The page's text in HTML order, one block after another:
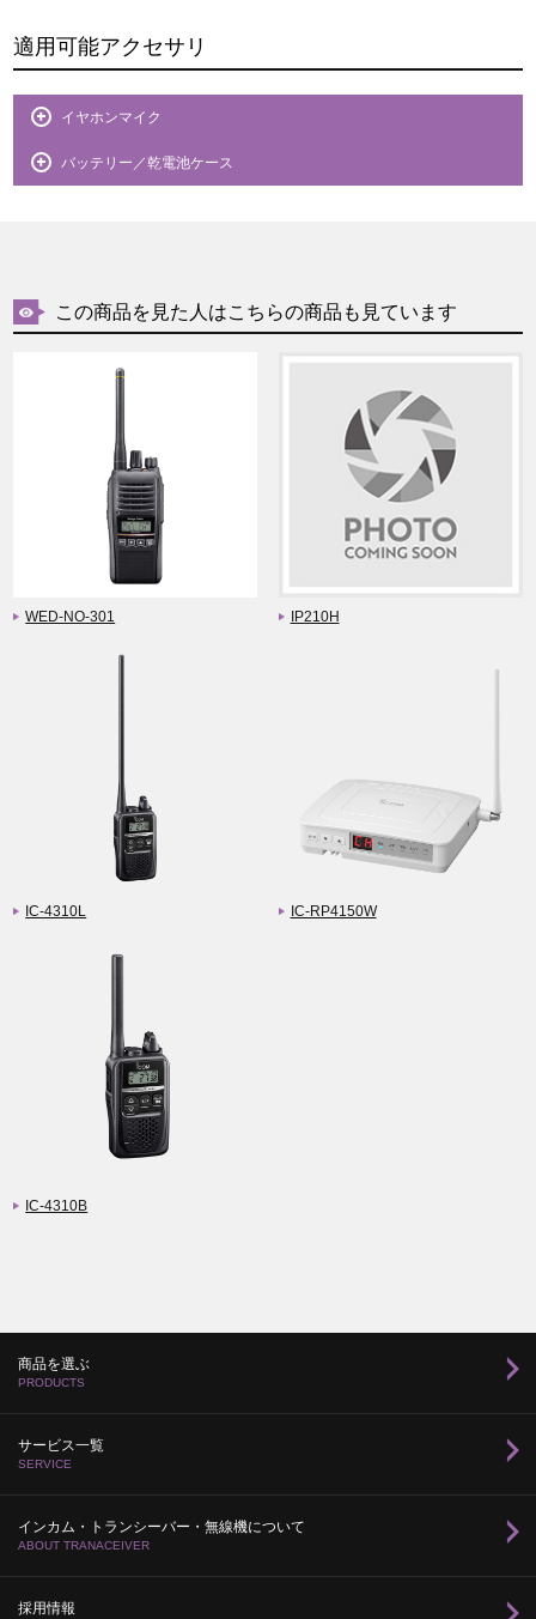
適用可能アクセサリ
イヤホンマイク
バッテリー／乾電池ケース
この商品を見た人はこちらの商品も見ています
WED-NO-301 IP210H
IC-4310L IC-RP4150W
IC-4310B
商品を選ぶ
PRODUCTS
サービス一覧
SERVICE
インカム・トランシーバー・無線機について
ABOUT TRANACEIVER
採用情報